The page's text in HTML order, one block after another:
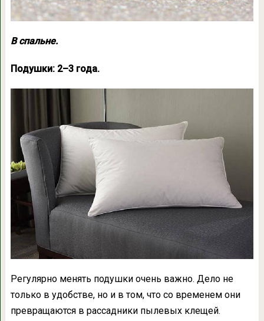
В спальне.
Подушки: 2–3 года.
Регулярно менять подушки очень важно. Дело не
только в удобстве, но и в том, что со временем они
превращаются в рассадники пылевых клещей.